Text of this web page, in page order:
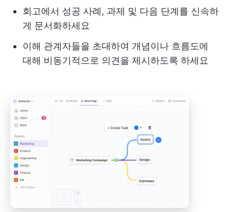
회고에서 성공 사례, 과제 및 다음 단계를 신속하
게 문서화하세요
이해 관계자들을 초대하여 개념이나 흐름도에
대해 비동기적으로 의견을 제시하도록 하세요